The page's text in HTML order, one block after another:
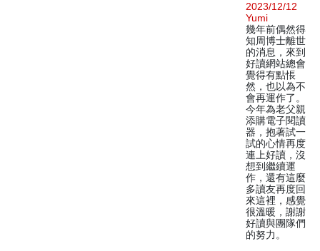
2023/12/12
Yumi
幾年前偶然得
知周博士離世
的消息，來到
好讀網站總會
覺得有點悵
然，也以為不
會再運作了。
今年為老父親
添購電子閱讀
器，抱著試一
試的心情再度
連上好讀，沒
想到繼續運
作，還有這麼
多讀友再度回
來這裡，感覺
很溫暖，謝謝
好讀與團隊們
的努力。